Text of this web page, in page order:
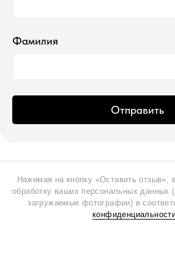
Фамилия
Отправить
Нажимая на кнопку «Оставить отзыв»,
обработку ваших персональных данных
загружаемые фотографии) в